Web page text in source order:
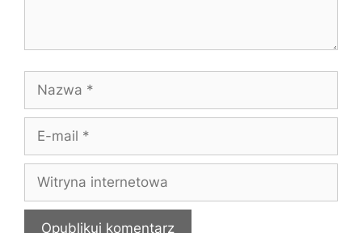
mail
internetowa